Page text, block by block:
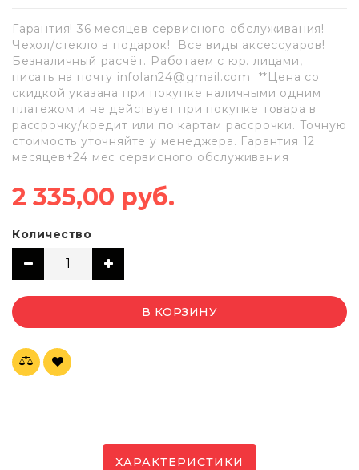
Гарантия! 36 месяцев сервисного обслуживания!
Чехол/стекло в подарок! Все виды аксессуаров!
Безналичный расчёт. Работаем с юр. лицами,
писать на почту infolan24@gmail.com **Цена со
скидкой указана при покупке наличными одним
платежом и не действует при покупке товара в
рассрочку/кредит или по картам рассрочки. Точную
стоимость уточняйте у менеджера. Гарантия 12
месяцев+24 мес сервисного обслуживания
2 335,00 руб.
Количество
В КОРЗИНУ
ХАРАКТЕРИСТИКИ